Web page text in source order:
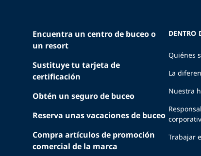
Encuentra un centro de buceo o
un resort
Sustituye tu tarjeta de
certificación
Obtén un seguro de buceo
Reserva unas vacaciones de buceo
Compra artículos de promoción
comercial de la marca
DENTRO
Quiénes
La
Nuestra
Trabajar